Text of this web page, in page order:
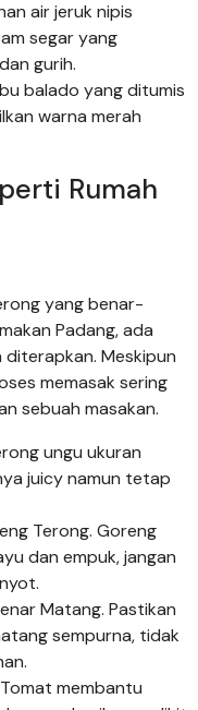
air jeruk nipis
segar yang
gurih.
balado yang ditumis
warna merah
Rumah
yang benar-
Padang, ada
Meskipun
memasak sering
sebuah masakan.
ungu ukuran
juicy namun tetap
Terong. Goreng
dan empuk, jangan
Matang. Pastikan
sempurna, tidak
membantu